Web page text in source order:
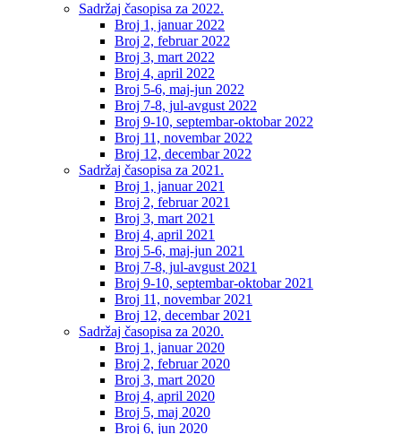
Sadržaj časopisa za 2022.
Broj 1, januar 2022
Broj 2, februar 2022
Broj 3, mart 2022
Broj 4, april 2022
Broj 5-6, maj-jun 2022
Broj 7-8, jul-avgust 2022
Broj 9-10, septembar-oktobar 2022
Broj 11, novembar 2022
Broj 12, decembar 2022
Sadržaj časopisa za 2021.
Broj 1, januar 2021
Broj 2, februar 2021
Broj 3, mart 2021
Broj 4, april 2021
Broj 5-6, maj-jun 2021
Broj 7-8, jul-avgust 2021
Broj 9-10, septembar-oktobar 2021
Broj 11, novembar 2021
Broj 12, decembar 2021
Sadržaj časopisa za 2020.
Broj 1, januar 2020
Broj 2, februar 2020
Broj 3, mart 2020
Broj 4, april 2020
Broj 5, maj 2020
Broj 6, jun 2020